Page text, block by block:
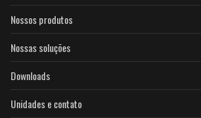
Nossos produtos
Nossas soluções
Downloads
Unidades e contato